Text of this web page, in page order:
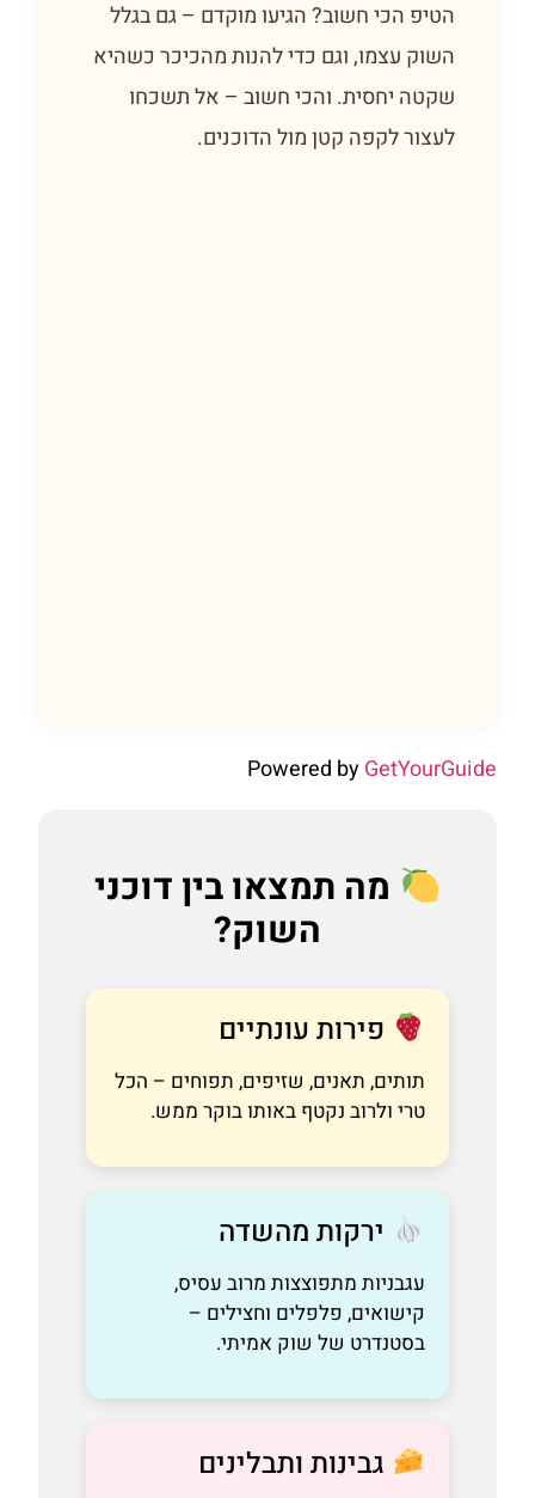
הטיפ הכי חשוב? הגיעו מוקדם – גם בגלל
השוק עצמו, וגם כדי להנות מהכיכר כשהיא
שקטה יחסית. והכי חשוב – אל תשכחו
לעצור לקפה קטן מול הדוכנים.
Powered by
מה תמצאו בין דוכני
השוק?
פירות עונתיים
תותים, תאנים, שזיפים, תפוחים – הכל
טרי ולרוב נקטף באותו בוקר ממש.
ירקות מהשדה
עגבניות מתפוצצות מרוב עסיס,
קישואים, פלפלים וחצילים –
בסטנדרט של שוק אמיתי.
גבינות ותבלינים